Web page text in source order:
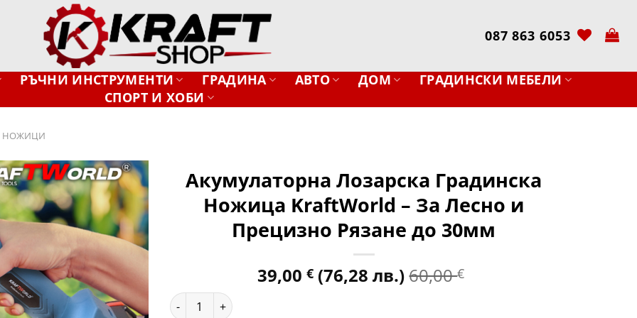
087 863 6053
РЪЧНИ ИНСТРУМЕНТИ ГРАДИНА АВТО ДОМ
ГРАДИНСКИ МЕБЕЛИ
СПОРТ И ХОБИ
НОЖИЦИ
Добави
в
желани
Акумулаторна Лозарска Градинска
Ножица KraftWorld – За Лесно и
Прецизно Рязане до 30мм
39,00€ (76,28 лв.)60,00€
количество за Акумулаторна Лозарска Градинска Ножица KraftWorld – За Лесно и